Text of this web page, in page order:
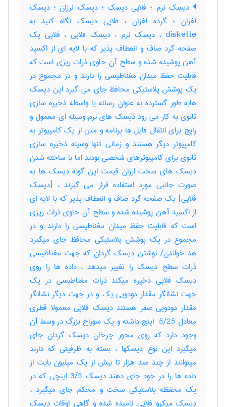
دیسک نرم ؛ فلاپی دیسک ؛ دیسک لرزان ؛ دیسک
لغزان ؛ گرده لغزان ، فلاپی دیسک نگاه کنید به
diskette ، دیسک نرم ، دیسک فلاپی ، فلاپی یک
صفحه گرد صاف و انعطاف پذیر که با لایه ای از اکسید
آهن پوشیده شده و سطح آن حاوی ذرات ریزی است که
قابلیت حفظ میدان مغناطیسی را دارند و در مجموع در
یک پوشش پلاستیکی محافظ جای می گیرد این دیسک
هابه طور گسترده به عنوان رسانه یا واسطه ذخیره سازی
ثانوی به کار می رود دیسک های نرم وسیله ای معمول و
رایج برای انتقال فایل ها برنامه و متن از یک کامپیوتر به
کامپیوتر دیگر هستند و زمانی تنها وسیله ذخیره سازی
ثانوی برای کامپیوترهای شخصی بودند اما با ساخته شدن
دیسک های سخت ارزان قیمت این گونه دیسک ها به
صورت جانبی مورد استفاده قرار می گیرند ، [دیسک
فلاپی] یک صفحه گرد صاف و انعطاف پذیر که با لایه ای
از اکسید آهن پوشیده شده و سطح آن حاوی ذرات ریزی
است که قابلیت حفظ میدان مغناطیسی را دارند و در
مجموع در یک پوشش پلاستیکی محافظ جای میگیرد
هد خواندن‎/ نوشتن دیسک گردان که جهت مغناطیسی
ذرات سطح دیسک را تغییر میدهد ، داده ها را روی
دیسک فلاپی ذخیره میکند ذرات مغناطیسی در یک
جهت نشانگر مقدار دودویی یک و در جهت دیگر نشانگر
مقدار دودویی صفر هستند دیسک فلاپی معمولا قطری
معادل ‎ 5/25 اینچ داشته و یک سوراخ بزرگ در وسط آن
وجود دارد که روی محور چرخان دیسک گردان جای
میگیرد این نوع دیسکها ، بسته به ظرفیتی که دارند
میتوانند از چند صد هزار تا بیش از یک میلیون بایت از
داده ها را در خود جای دهند دیسک ‎3/5 اینچی که در
یک محفظه پلاستیکی سخت و محکم جای میگیرد ،
دیسک میکرو فلاپی نامیده شده و گاهی اوقات دیسک